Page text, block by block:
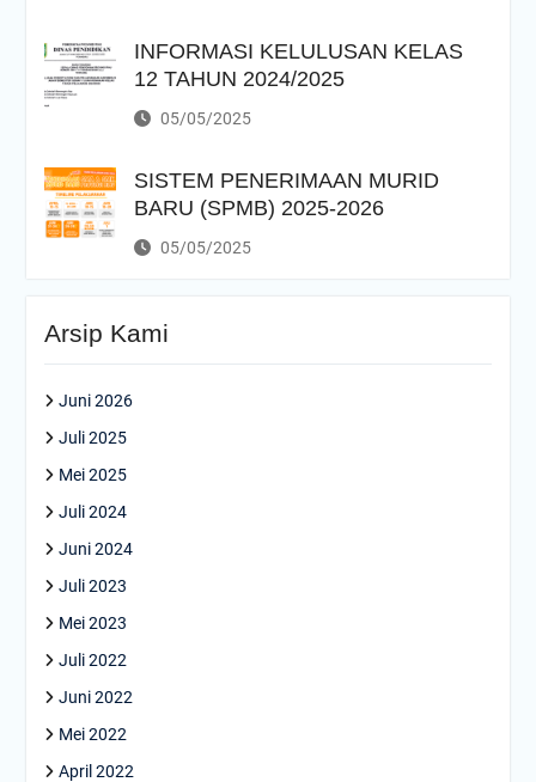
INFORMASI KELULUSAN KELAS
12 TAHUN 2024/2025
05/05/2025
SISTEM PENERIMAAN MURID
BARU (SPMB) 2025-2026
05/05/2025
Arsip Kami
Juni 2026
Juli 2025
Mei 2025
Juli 2024
Juni 2024
Juli 2023
Mei 2023
Juli 2022
Juni 2022
Mei 2022
April 2022